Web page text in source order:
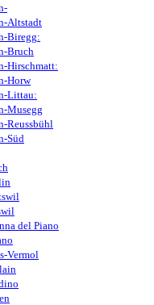
Altstadt
Biregg:
Bruch
Hirschmatt:
Horw
Littau:
Musegg
Reussbühl
Süd
del Piano
Vermol